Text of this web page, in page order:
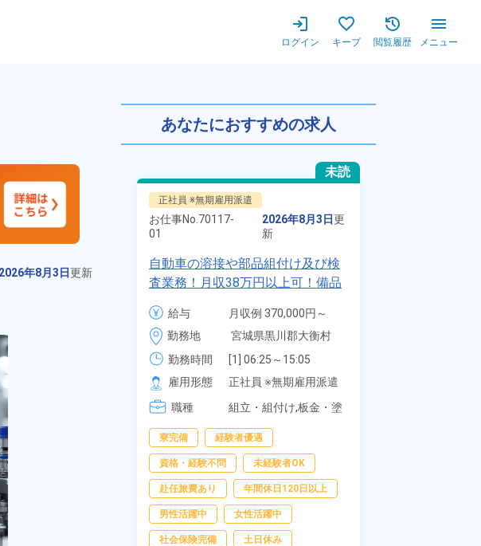
ログイン キープ 閲覧履歴 メニュー
万以上可！未経験OK！★20～40代の
2026年8月3日更新
あなたにおすすめの求人
未読
2026年8月3日
】半導体装置
！食事手当あ
あり！社会保
用可★最寄り
葉県船橋
円～1,350円
船橋市　周辺
～17:00
～16:00
～21:30
～04:30
～05:00
員
シンオペレータ
取り・研磨,検査
優遇
躍中
日以上
完備
日祝休み
未読
正社員 ※無期雇用派遣
お仕事No. 70117-
01
2026年8月3日更
新
自動車の溶接や部品組付け及び検
査業務！月収38万円以上可！備品
付きワンルーム寮完備！赴任旅費
会社負担★人気の土日休み！昇給
＆業績賞与あり！車・バイク通勤
可！無料駐車場あり！カップルで
の応募OK★《宮城県大衡村》
給与
月収例 370,000円～
390,000円
時給 1,700円～1,700円
勤務地
宮城県黒川郡大衡村
周辺
勤務時間
[1] 06:25～15:05
[2] 16:00～00:40
[3] 16:30～01:10
[4] 08:00～16:40
雇用形態
正社員 ※無期雇用派遣
職種
組立・組付け,板金・塗
寮完備 経験者優遇
資格・経験不問 未経験者OK
赴任旅費あり 年間休日120日以上
男性活躍中 女性活躍中
社会保険完備 土日休み